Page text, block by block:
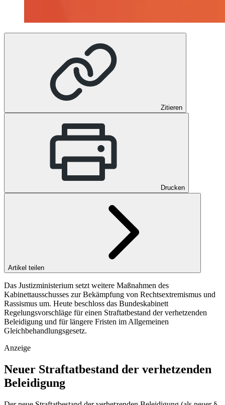
Zitieren
Drucken
Artikel teilen
Das Justizministerium setzt weitere Maßnahmen des
Kabinettausschusses zur Bekämpfung von Rechtsextremismus und
Rassismus um. Heute beschloss das Bundeskabinett
Regelungsvorschläge für einen Straftatbestand der verhetzenden
Beleidigung und für längere Fristen im Allgemeinen
Gleichbehandlungsgesetz.
Anzeige
Neuer Straftatbestand der verhetzenden
Beleidigung